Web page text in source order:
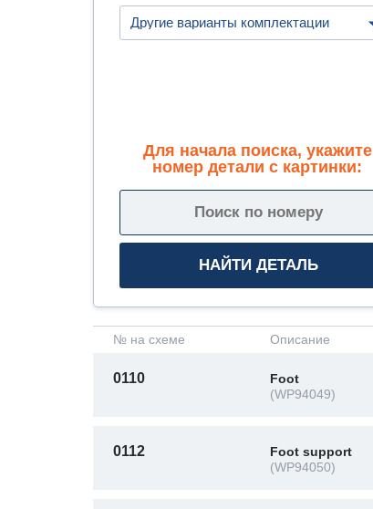
Для начала поиска, укажите
номер детали с картинки:
№ на схеме Описание
0110
Foot
(WP94049)
0112
Foot support
(WP94050)